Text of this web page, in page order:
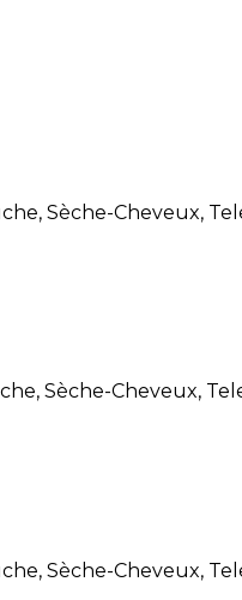
Sèche-Cheveux,
Sèche-Cheveux,
Sèche-Cheveux,